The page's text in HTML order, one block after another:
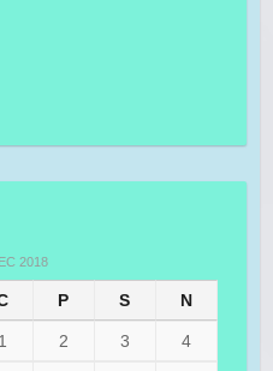
2018
P S N
1 2 3 4